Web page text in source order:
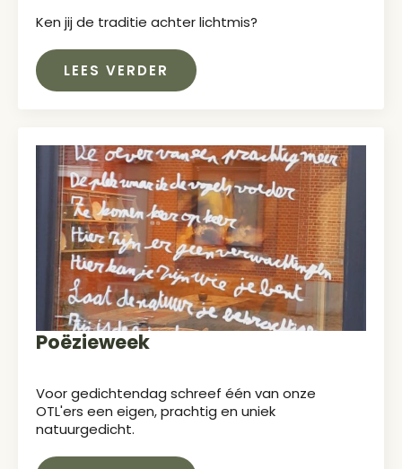
Ken jij de traditie achter lichtmis?
LEES VERDER
Poëzieweek
Voor gedichtendag schreef één van onze
OTL'ers een eigen, prachtig en uniek
natuurgedicht.